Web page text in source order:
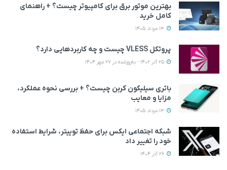
بهترین موتور برق برای کامپیوتر چیست؟ + راهنمای
کامل خرید
پروتکل VLESS چیست و چه کاربردهایی دارد؟
باتری سیلیکون کربن چیست؟ + بررسی نحوه عملکرد،
مزایا و معایب
شبکه اجتماعی ایکس برای حفظ توییتر، شرایط استفاده
خود را تغییر داد